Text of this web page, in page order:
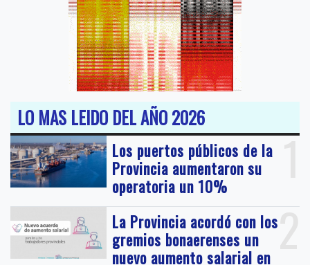
LO MAS LEIDO DEL AÑO 2026
1
Los puertos públicos de la
Provincia aumentaron su
operatoria un 10%
2
La Provincia acordó con los
gremios bonaerenses un
nuevo aumento salarial en